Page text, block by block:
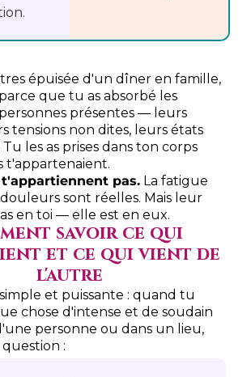
épuisée d'un dîner en famille,
que tu as absorbé les
présentes — leurs
tensions non dites, leurs états
les as prises dans ton corps
t'appartenaient.
t'appartiennent pas. La fatigue
sont réelles. Mais leur
en toi — elle est en eux.
savoir ce qui
et ce qui vient de
l'autre
et puissante : quand tu
chose d'intense et de soudain
personne ou dans un lieu,
: